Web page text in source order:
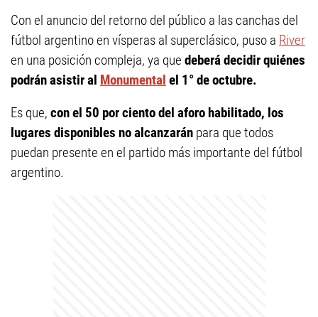
Con el anuncio del retorno del público a las canchas del
fútbol argentino en vísperas al superclásico, puso a River
en una posición compleja, ya que deberá decidir quiénes
podrán asistir al Monumental el 1° de octubre.
Es que, con el 50 por ciento del aforo habilitado, los
lugares disponibles no alcanzarán para que todos
puedan presente en el partido más importante del fútbol
argentino.